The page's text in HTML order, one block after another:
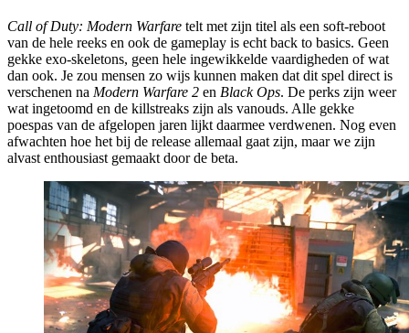
Call of Duty: Modern Warfare telt met zijn titel als een soft-reboot
van de hele reeks en ook de gameplay is echt back to basics. Geen
gekke exo-skeletons, geen hele ingewikkelde vaardigheden of wat
dan ook. Je zou mensen zo wijs kunnen maken dat dit spel direct is
verschenen na Modern Warfare 2 en Black Ops. De perks zijn weer
wat ingetoomd en de killstreaks zijn als vanouds. Alle gekke
poespas van de afgelopen jaren lijkt daarmee verdwenen. Nog even
afwachten hoe het bij de release allemaal gaat zijn, maar we zijn
alvast enthousiast gemaakt door de beta.